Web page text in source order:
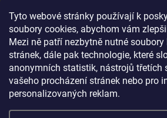
Tyto webové stránky používají k
soubory cookies, abychom vám
Mezi ně patří nezbytně nutné
stránek, dále pak technologie, které
anonymních statistik, nástrojů třetích
vašeho procházení stránek nebo pro
personalizovaných reklam.
https://www.youtube.com/channel/
Vytvořil Shoptet
Copyright 2026Hedva ČESKÝ BROKÁT .
nastavení cookies